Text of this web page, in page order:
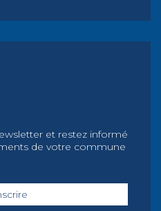
et restez informé
de votre commune